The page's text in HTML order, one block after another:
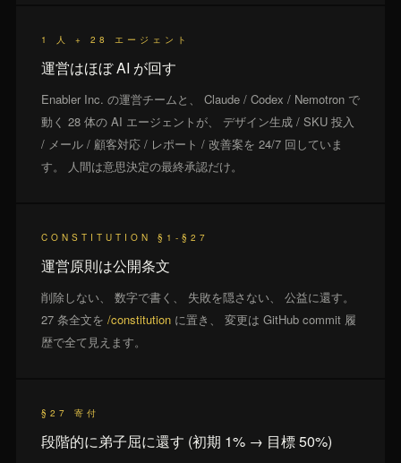
1 人 + 28 エージェント
運営はほぼ AI が回す
Enabler Inc. の運営チームと、 Claude / Codex / Nemotron で
動く 28 体の AI エージェントが、 デザイン生成 / SKU 投入
/ メール / 顧客対応 / レポート / 改善案を 24/7 回していま
す。 人間は意思決定の最終承認だけ。
CONSTITUTION §1-§27
運営原則は公開条文
削除しない、 数字で書く、 失敗を隠さない、 公益に還す。
27 条全文を /constitution に置き、 変更は GitHub commit 履
歴で全て見えます。
§27 寄付
段階的に弟子屈に還す (初期 1% → 目標 50%)